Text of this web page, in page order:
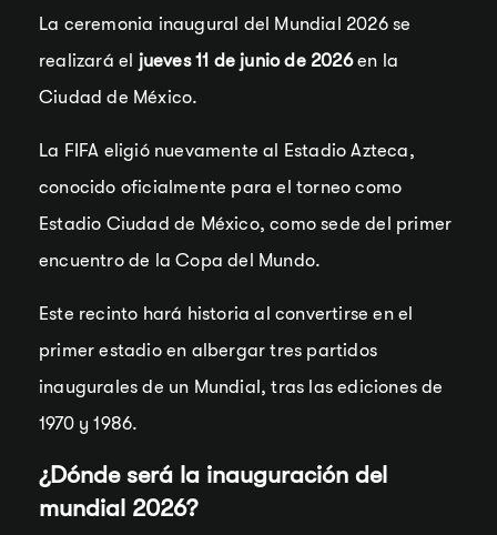
La ceremonia inaugural del Mundial 2026 se
realizará el jueves 11 de junio de 2026en la
Ciudad de México.
La FIFA eligió nuevamente al Estadio Azteca,
conocido oficialmente para el torneo como
Estadio Ciudad de México, como sede del primer
encuentro de la Copa del Mundo.
Este recinto hará historia al convertirse en el
primer estadio en albergar tres partidos
inaugurales de un Mundial, tras las ediciones de
1970 y 1986.
¿Dónde será la inauguración del
mundial 2026?